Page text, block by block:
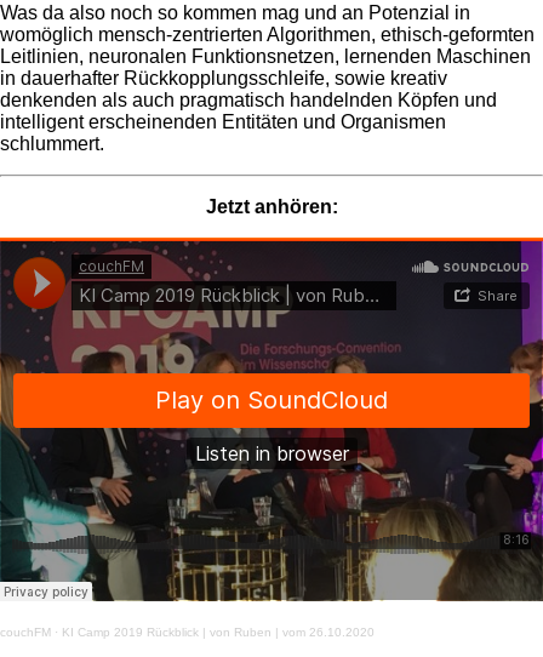
Was da also noch so kommen mag und an Potenzial in
womöglich mensch-zentrierten Algorithmen, ethisch-geformten
Leitlinien, neuronalen Funktionsnetzen, lernenden Maschinen
in dauerhafter Rückkopplungsschleife, sowie kreativ
denkenden als auch pragmatisch handelnden Köpfen und
intelligent erscheinenden Entitäten und Organismen
schlummert.
Jetzt anhören:
couchFM · KI Camp 2019 Rückblick | von Ruben | vom 26.10.2020